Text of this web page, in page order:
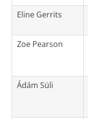
Eline Gerrits
Zoe Pearson
Ádám Süli